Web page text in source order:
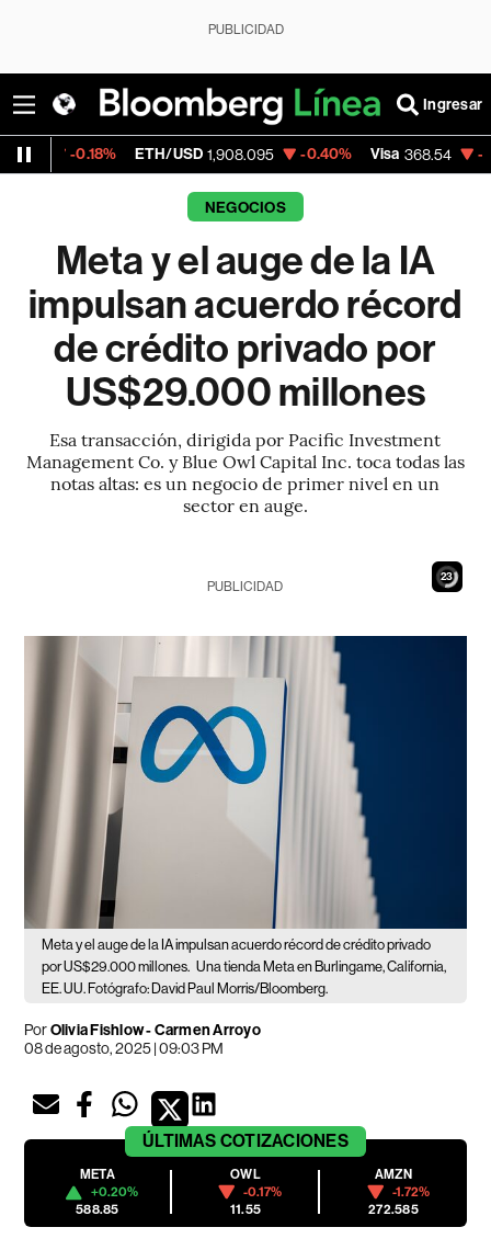
PUBLICIDAD
Ingresar
ETH/USD 1,908.095 -0.40% Visa 368.54 -0.28%
NEGOCIOS
Meta y el auge de la IA
impulsan acuerdo récord
de crédito privado por
US$29.000 millones
Esa transacción, dirigida por Pacific Investment
Management Co. y Blue Owl Capital Inc. toca todas las
notas altas: es un negocio de primer nivel en un
sector en auge.
21
PUBLICIDAD
Meta y el auge de la IA impulsan acuerdo récord de crédito privado
por US$29.000 millones. Una tienda Meta en Burlingame, California,
EE. UU. Fotógrafo: David Paul Morris/Bloomberg.
PorOlivia Fishlow - Carmen Arroyo
08 de agosto, 2025 | 09:03 PM
ÚLTIMAS COTIZACIONES
META
+0.20%
588.85
OWL
-0.17%
11.55
AMZN
-1.72%
272.585